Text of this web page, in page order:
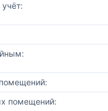
помещений: